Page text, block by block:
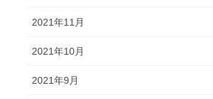
2021年11月
2021年10月
2021年9月